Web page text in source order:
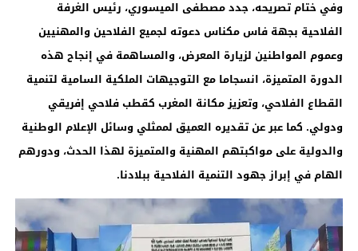
وفي ختام تصريحه، جدد مصطفى الميسوري، رئيس الغرفة
الفلاحية بجهة فاس مكناس دعوته لجميع الفلاحين والمهنيين
وعموم المواطنين لزيارة المعرض، والمساهمة في إنجاح هذه
الدورة المتميزة، انسجاما مع التوجيهات الملكية السامية لتنمية
القطاع الفلاحي، وتعزيز مكانة المغرب كقطب فلاحي إفريقي
ودولي. كما عبر عن تقديره العميق لممثلي وسائل الإعلام الوطنية
والدولية على مواكبتهم المهنية والمتميزة لهذا الحدث، ودورهم
الهام في إبراز جهود التنمية الفلاحية ببلادنا.